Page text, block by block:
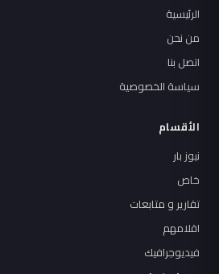
الرئيسية
من نحن
اتصل بنا
سياسة الخصوصية
الأقسام
نيوز بار
خاص
تقارير و متابعات
اقلامهم
فيديوجرافيك